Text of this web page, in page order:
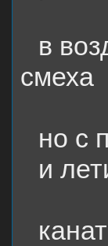
в
смеха
но с
и